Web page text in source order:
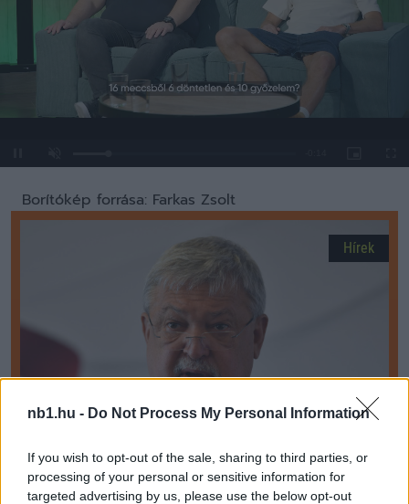
nb1.hu - Do Not Process My Personal Information
If you wish to opt-out of the sale, sharing to third parties, or
processing of your personal or sensitive information for
targeted advertising by us, please use the below opt-out
0%
Borítókép forrása: Farkas Zsolt
Hírek